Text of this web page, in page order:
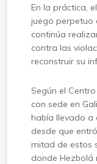
En la práctica,
juego perpetuo
continúa
contra las
reconstruir su
Según el
con sede en
había llevado a
desde que
mitad de estos
donde Hezbolá